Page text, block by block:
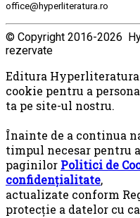
office@hyperliteratura.ro
© Copyright 2016-2026
rezervate
Editura
cookie pentru a
ta pe site-ul nostru.
Înainte de a continua
timpul necesar pentru
paginilor Politici de
confidențialitate,
actualizate conform
protecţie a datelor cu